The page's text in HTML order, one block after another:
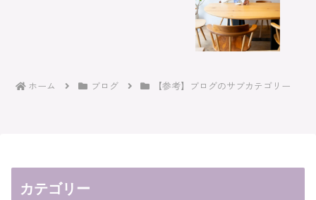
ホーム ブログ 【参考】ブログのサブカテゴリー
カテゴリー